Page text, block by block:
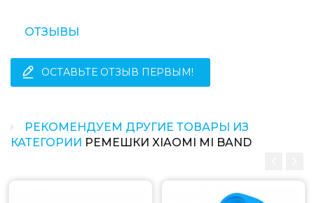
ОТЗЫВЫ
ОСТАВЬТЕ ОТЗЫВ ПЕРВЫМ!
РЕКОМЕНДУЕМ ДРУГИЕ ТОВАРЫ ИЗ
КАТЕГОРИИ РЕМЕШКИ XIAOMI MI BAND